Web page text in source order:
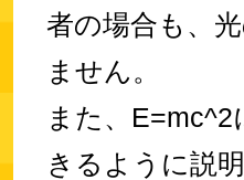
者の場合も、
ません。
また、
きるように説